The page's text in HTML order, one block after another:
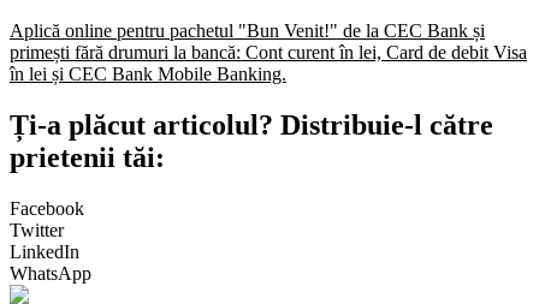
Aplică online pentru pachetul "Bun Venit!" de la CEC Bank și
primești fără drumuri la bancă: Cont curent în lei, Card de debit Visa
în lei și CEC Bank Mobile Banking.​
Ți-a plăcut articolul? Distribuie-l către
prietenii tăi:
Facebook
Twitter
LinkedIn
WhatsApp